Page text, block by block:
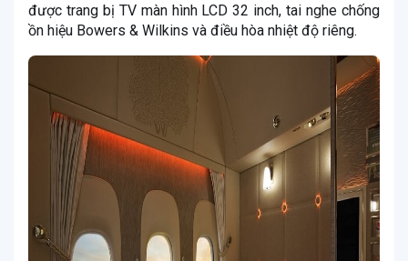
được trang bị TV màn hình LCD 32 inch, tai nghe chống
ồn hiệu Bowers & Wilkins và điều hòa nhiệt độ riêng.